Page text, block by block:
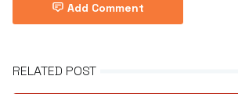
Add Comment
RELATED POST